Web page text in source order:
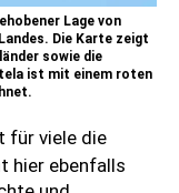
Lage von
Die Karte zeigt
sowie die
ist mit einem roten
für viele die
hier ebenfalls